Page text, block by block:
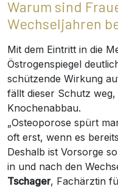
Warum sind
Wechseljahren
Mit dem Eintritt in die
Östrogenspiegel
schützende Wirkung
fällt dieser Schutz
Knochenabbau.
„Osteoporose spürt
oft erst, wenn es
Deshalb ist Vorsorge
in und nach den
Tschager, Fachärztin